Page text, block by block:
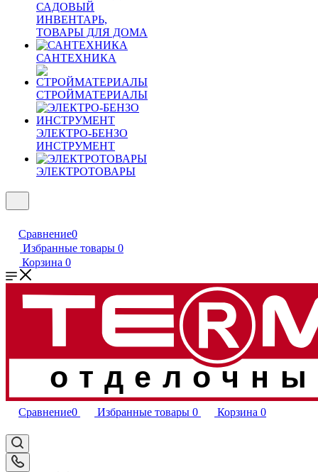
САДОВЫЙ
ИНВЕНТАРЬ,
ТОВАРЫ ДЛЯ ДОМА
САНТЕХНИКА
СТРОЙМАТЕРИАЛЫ
ЭЛЕКТРО-БЕНЗО
ИНСТРУМЕНТ
ЭЛЕКТРОТОВАРЫ
Сравнение0
Избранные товары 0
Корзина 0
Сравнение0 Избранные товары 0 Корзина 0